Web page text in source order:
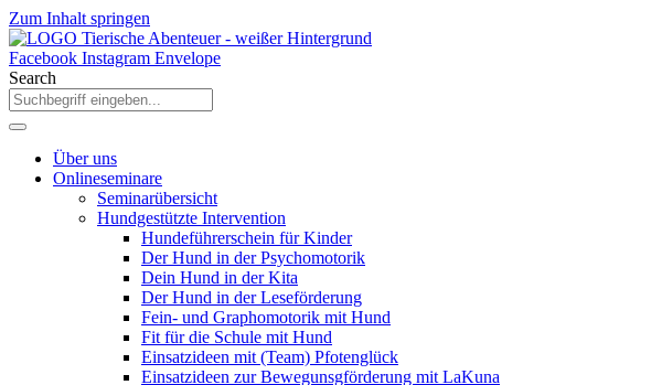
Zum Inhalt springen
Facebook Instagram Envelope
Search
Über uns
Onlineseminare
Seminarübersicht
Hundgestützte Intervention
Hundeführerschein für Kinder
Der Hund in der Psychomotorik
Dein Hund in der Kita
Der Hund in der Leseförderung
Fein- und Graphomotorik mit Hund
Fit für die Schule mit Hund
Einsatzideen mit (Team) Pfotenglück
Einsatzideen zur Bewegunsgförderung mit LaKuna